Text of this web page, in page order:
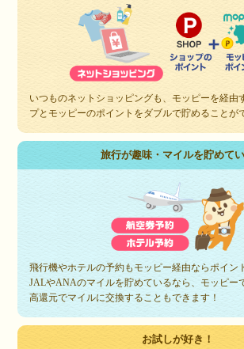
いつものネットショッピングも、モッピーを経由
プとモッピーのポイントをダブルで貯めることが
旅行が趣味・マイルを貯めて
飛行機やホテルの予約もモッピー経由ならポイン
JALやANAのマイルを貯めているなら、モッピー
高還元でマイルに交換することもできます！
お試しが好き！